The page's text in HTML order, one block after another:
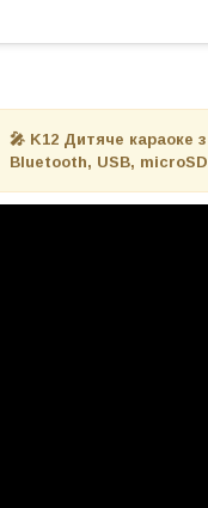
🎤 K12 Дитяче караоке з
Bluetooth, USB,